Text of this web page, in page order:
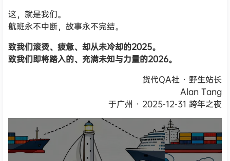
这，就是我们。
航班永不中断，故事永不完结。
致我们滚烫、疲惫、却从未冷却的2025。
致我们即将踏入的、充满未知与力量的2026。
货代QA社 · 野生站长
Alan Tang
于广州 · 2025-12-31 跨年之夜